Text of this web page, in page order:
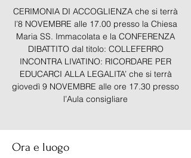
CERIMONIA DI ACCOGLIENZA che si terrà
l’8 NOVEMBRE alle 17.00 presso la Chiesa
Maria SS. Immacolata e la CONFERENZA
DIBATTITO dal titolo: COLLEFERRO
INCONTRA LIVATINO: RICORDARE PER
EDUCARCI ALLA LEGALITA’ che si terrà
giovedì 9 NOVEMBRE alle ore 17.30 presso
l’Aula consigliare
Ora e luogo